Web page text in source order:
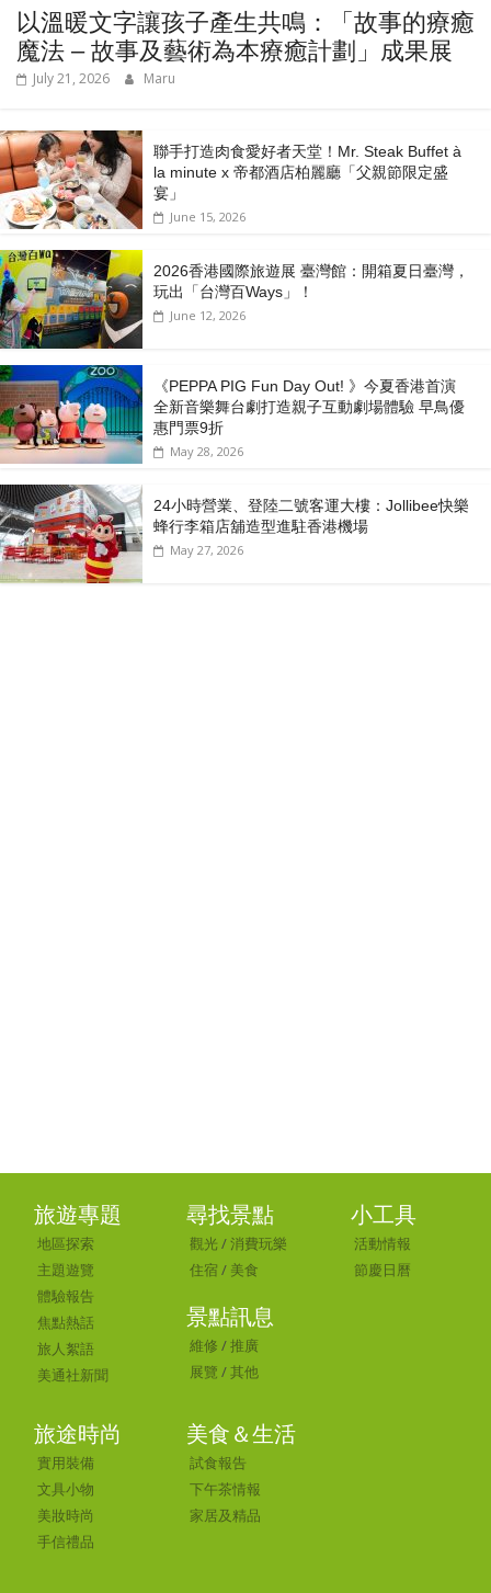
以溫暖文字讓孩子產生共鳴：「故事的療癒
魔法 – 故事及藝術為本療癒計劃」成果展
July 21, 2026 Maru
聯手打造肉食愛好者天堂！Mr. Steak Buffet à
la minute x 帝都酒店柏麗廳「⽗親節限定盛
宴」
June 15, 2026
2026香港國際旅遊展 臺灣館：開箱夏日臺灣，
玩出「台灣百Ways」！
June 12, 2026
《PEPPA PIG Fun Day Out! 》今夏香港首演
全新音樂舞台劇打造親子互動劇場體驗 早鳥優
惠門票9折
May 28, 2026
24小時營業、登陸二號客運大樓：Jollibee快樂
蜂行李箱店舖造型進駐香港機場
May 27, 2026
旅遊專題
地區探索
主題遊覽
體驗報告
焦點熱話
旅人絮語
美通社新聞
尋找景點
觀光 /消費玩樂
住宿 / 美食
景點訊息
維修 /推廣
展覽 /其他
小工具
活動情報
節慶日曆
旅途時尚
實用裝備
文具小物
美妝時尚
手信禮品
美食＆生活
試食報告
下午茶情報
家居及精品